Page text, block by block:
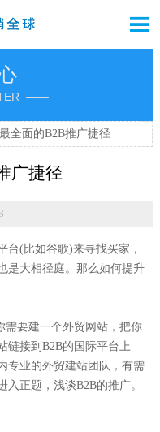

——
最全面的B2B推广捷径
广捷径
台(比如谷歌)来寻找买家，
是大相径庭。那么如何提升
需要建一个外贸网站，把你
链接到B2B的国际平台上
专业的外贸建站团队，有需
正题，浅谈B2B的推广。